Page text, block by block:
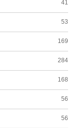
41
53
169
284
168
56
56